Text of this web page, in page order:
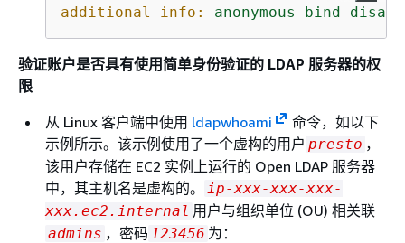
additional info:
anonymous bind
验证账户是否具有使用简单身份验证的 LDAP 服务器的权
限
从 Linux 客户端中使用 ldapwhoami
命令，如以下
示例所示。该示例使用了一个虚构的用户 presto ，
该用户存储在 EC2 实例上运行的 Open LDAP 服务器
中，其主机名是虚构的。
ip-xxx-xxx-xxx-
xxx.ec2.internal 用户与组织单位 (OU) 相关联
admins ，密码 123456 为：